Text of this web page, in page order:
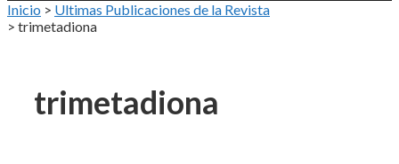
Inicio > Ultimas Publicaciones de la Revista
> trimetadiona
trimetadiona